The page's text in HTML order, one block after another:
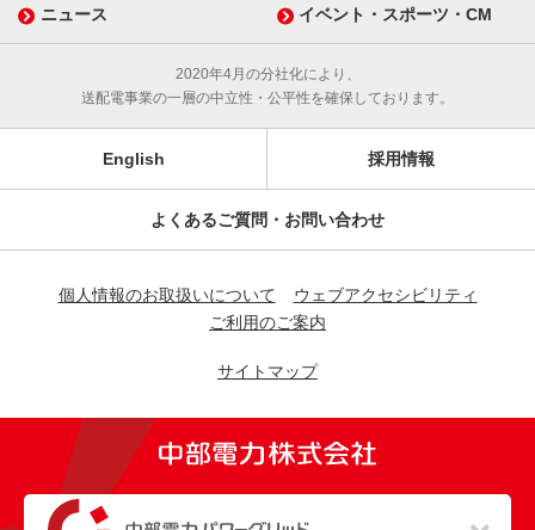
ニュース イベント・スポーツ・CM
2020年4月の分社化により、
送配電事業の一層の中立性・公平性を確保しております。
English 採用情報
よくあるご質問・お問い合わせ
個人情報のお取扱いについて
ウェブアクセシビリティ
ご利用のご案内
サイトマップ